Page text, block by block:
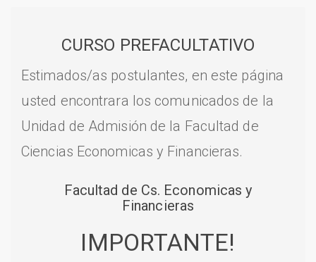
CURSO PREFACULTATIVO
Estimados/as postulantes, en este página
usted encontrara los comunicados de la
Unidad de Admisión de la Facultad de
Ciencias Economicas y Financieras.
Facultad de Cs. Economicas y
Financieras
IMPORTANTE!